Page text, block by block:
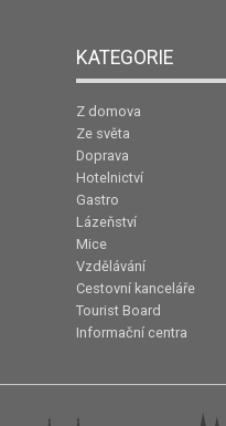
KATEGORIE
Z domova
Ze světa
Doprava
Hotelnictví
Gastro
Lázeňství
Mice
Vzdělávání
Cestovní kanceláře
Tourist Board
Informační centra